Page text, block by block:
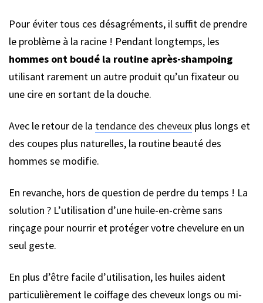
Pour éviter tous ces désagréments, il suffit de prendre
le problème à la racine ! Pendant longtemps, les
hommes ont boudé la routine après-shampoing
utilisant rarement un autre produit qu’un fixateur ou
une cire en sortant de la douche.
Avec le retour de la tendance des cheveux plus longs et
des coupes plus naturelles, la routine beauté des
hommes se modifie.
En revanche, hors de question de perdre du temps ! La
solution ? L’utilisation d’une huile-en-crème sans
rinçage pour nourrir et protéger votre chevelure en un
seul geste.
En plus d’être facile d’utilisation, les huiles aident
particulièrement le coiffage des cheveux longs ou mi-